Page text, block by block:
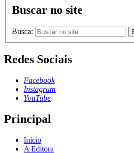
Buscar no site
Busca:
Redes Sociais
Facebook
Instagram
YouTube
Principal
Início
A Editora